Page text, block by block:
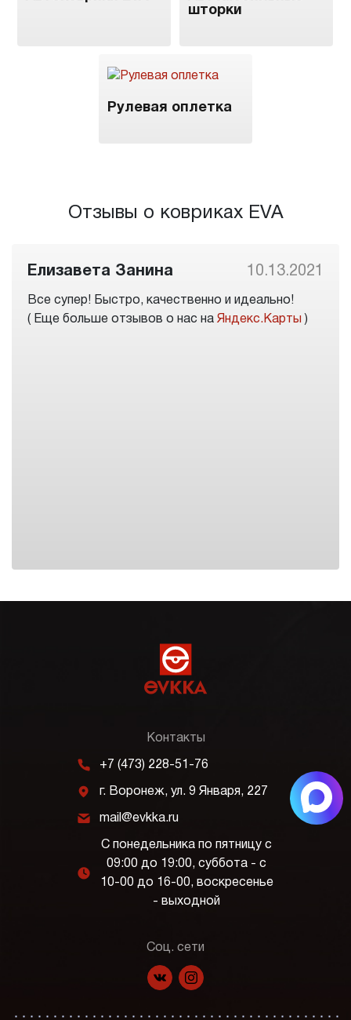
шторки
Рулевая оплетка
Отзывы о ковриках EVA
Елизавета Занина 10.13.2021
Все супер! Быстро, качественно и идеально!
( Еще больше отзывов о нас на Яндекс.Карты )
Контакты
m +7 (473) 228-51-76
j г. Воронеж, ул. 9 Января, 227
k mail@evkka.ru
l
С понедельника по пятницу с
09:00 до 19:00, суббота - с
10-00 до 16-00, воскресенье
- выходной
Соц. сети
f p